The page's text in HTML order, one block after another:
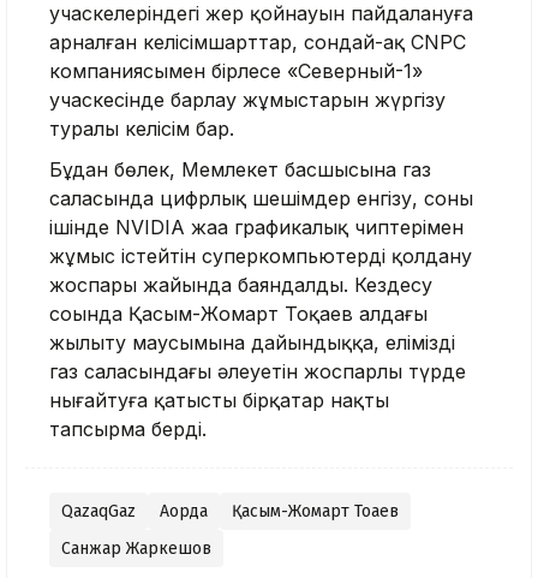
учаскелеріндегі жер қойнауын пайдалануға
арналған келісімшарттар, сондай-ақ CNPC
компаниясымен бірлесе «Северный-1»
учаскесінде барлау жұмыстарын жүргізу
туралы келісім бар.
Бұдан бөлек, Мемлекет басшысына газ
саласында цифрлық шешімдер енгізу, соның
ішінде NVIDIA жаңа графикалық чиптерімен
жұмыс істейтін суперкомпьютерді қолдану
жоспары жайында баяндалды. Кездесу
соңында Қасым-Жомарт Тоқаев алдағы
жылыту маусымына дайындыққа, еліміздің
газ саласындағы әлеуетін жоспарлы түрде
нығайтуға қатысты бірқатар нақты
тапсырма берді.
QazaqGaz Ақорда
Қасым-Жомарт Тоқаев
Санжар Жаркешов